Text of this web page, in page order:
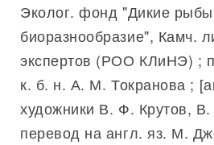
Эколог. фонд "Дикие
биоразнообразие", Камч.
экспертов (РОО КЛиНЭ) ;
к. б. н. А. М. Токранова ;
художники В. Ф. Крутов,
перевод на англ. яз. М.